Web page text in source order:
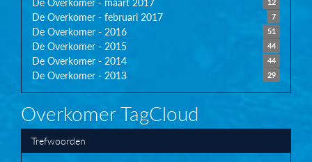
7
De Overkomer - februari 2017
51
De Overkomer - 2016
44
De Overkomer - 2015
44
De Overkomer - 2014
29
De Overkomer - 2013
Overkomer TagCloud
Trefwoorden